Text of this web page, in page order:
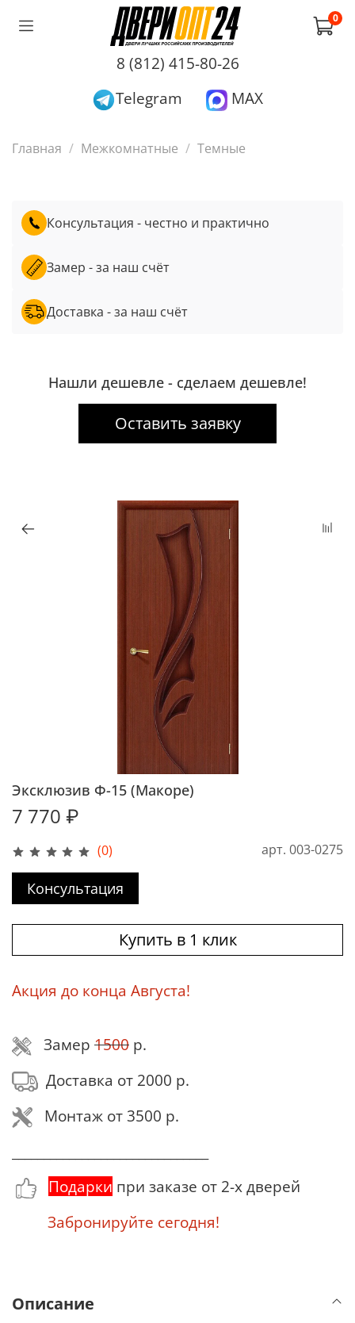
0
8 (812) 415-80-26
Telegram
MAX
Главная Межкомнатные Темные
Консультация - честно и практично
Замер - за наш счёт
Доставка - за наш счёт
Нашли дешевле - сделаем дешевле!
Оставить заявку
(0) арт. 003-0275
Эксклюзив Ф-15 (Макоре)
7 770 ₽
Консультация
Купить в 1 клик
Акция до конца Августа!
Замер 1500 р.
Доставка от 2000 р.
Монтаж от 3500 р.
Подарки при заказе от 2-х дверей
Забронируйте сегодня!
Описание